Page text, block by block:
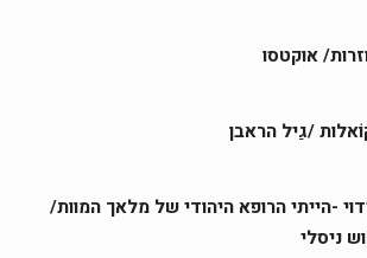
אוקטסו
/גַיל הראבן
-הייתי הרופא היהודי של מלאך המוות/
ניסלי